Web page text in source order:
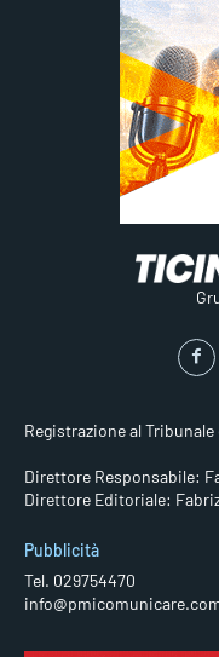
Registrazione al
Direttore Responsabile:
Direttore Editoriale:
Pubblicità
Tel. 029754470